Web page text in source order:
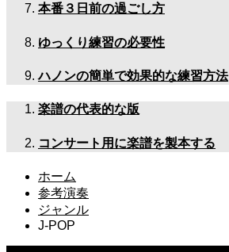
本番３日前の過ごし方
ゆっくり練習の必要性
ハノンの簡単で効果的な練習方法
楽譜の代表的な版
コンサート用に楽譜を製本する
ホーム
参考演奏
ジャンル
J-POP